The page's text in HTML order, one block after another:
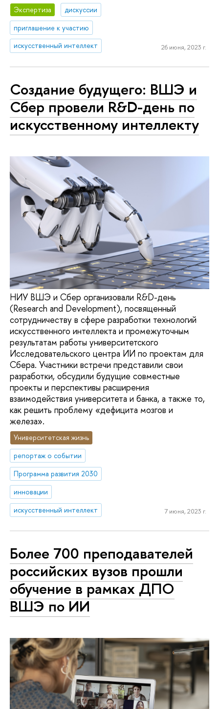
Экспертиза
дискуссии
приглашение к участию
искусственный интеллект
26 июня, 2023 г.
Создание будущего: ВШЭ и
Сбер провели R&D-день по
искусственному интеллекту
НИУ ВШЭ и Сбер организовали R&D-день
(Research and Development), посвященный
сотрудничеству в сфере разработки технологий
искусственного интеллекта и промежуточным
результатам работы университетского
Исследовательского центра ИИ по проектам для
Сбера. Участники встречи представили свои
разработки, обсудили будущие совместные
проекты и перспективы расширения
взаимодействия университета и банка, а также то,
как решить проблему «дефицита мозгов и
железа».
Университетская жизнь
репортаж о событии
Программа развития 2030
инновации
искусственный интеллект
7 июня, 2023 г.
Более 700 преподавателей
российских вузов прошли
обучение в рамках ДПО
ВШЭ по ИИ